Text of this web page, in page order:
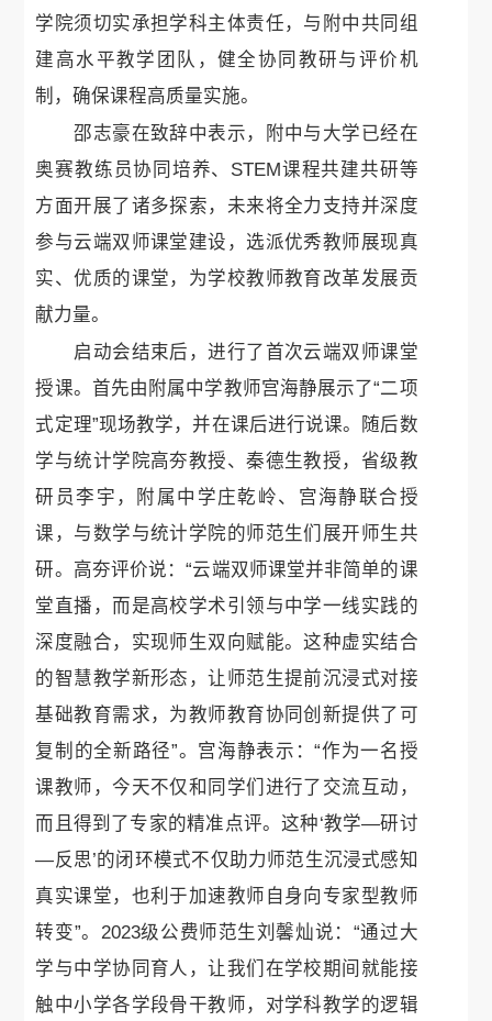
学院须切实承担学科主体责任，与附中共同组
建高水平教学团队，健全协同教研与评价机
制，确保课程高质量实施。
邵志豪在致辞中表示，附中与大学已经在
奥赛教练员协同培养、STEM课程共建共研等
方面开展了诸多探索，未来将全力支持并深度
参与云端双师课堂建设，选派优秀教师展现真
实、优质的课堂，为学校教师教育改革发展贡
献力量。
启动会结束后，进行了首次云端双师课堂
授课。首先由附属中学教师宫海静展示了“二项
式定理”现场教学，并在课后进行说课。随后数
学与统计学院高夯教授、秦德生教授，省级教
研员李宇，附属中学庄乾岭、宫海静联合授
课，与数学与统计学院的师范生们展开师生共
研。高夯评价说：“云端双师课堂并非简单的课
堂直播，而是高校学术引领与中学一线实践的
深度融合，实现师生双向赋能。这种虚实结合
的智慧教学新形态，让师范生提前沉浸式对接
基础教育需求，为教师教育协同创新提供了可
复制的全新路径”。宫海静表示：“作为一名授
课教师，今天不仅和同学们进行了交流互动，
而且得到了专家的精准点评。这种‘教学—研讨
—反思’的闭环模式不仅助力师范生沉浸式感知
真实课堂，也利于加速教师自身向专家型教师
转变”。2023级公费师范生刘馨灿说：“通过大
学与中学协同育人，让我们在学校期间就能接
触中小学各学段骨干教师，对学科教学的逻辑